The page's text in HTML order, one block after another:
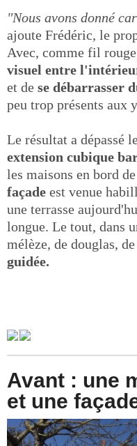
"Nous avons donné
ajoute Frédéric, le
Avec, comme fil
visuel entre
et de se débarrasser
peu trop présents aux
Le résultat a dépassé
extension cubique
les maisons en bord
façade est venue
une terrasse
longue. Le tout, dans
mélèze, de douglas,
guidée.
Avant : une
et une